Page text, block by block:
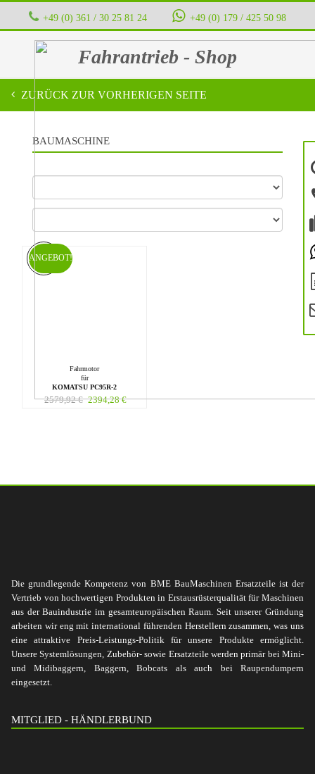
+49 (0) 361 / 30 25 81 24 ‭ ‭ ‭ ‭ +49 (0) 179 / 425 50 98
Fahrantrieb - Shop
ZURÜCK ZUR VORHERIGEN SEITE
BAUMASCHINE
Fahrmotor
für
KOMATSU PC95R-2
2579,92€ 2394,28€
ANGEBOT!
Die grundlegende Kompetenz von BME BauMaschinen Ersatzteile ist der
Vertrieb von hochwertigen Produkten in Erstausrüsterqualität für Maschinen
aus der Bauindustrie im gesamteuropäischen Raum. Seit unserer Gründung
arbeiten wir eng mit international führenden Herstellern zusammen, was uns
eine attraktive Preis-Leistungs-Politik für unsere Produkte ermöglicht.
Unsere Systemlösungen, Zubehör- sowie Ersatzteile werden primär bei Mini-
und Midibaggern, Baggern, Bobcats als auch bei Raupendumpern
eingesetzt.
MITGLIED - HÄNDLERBUND